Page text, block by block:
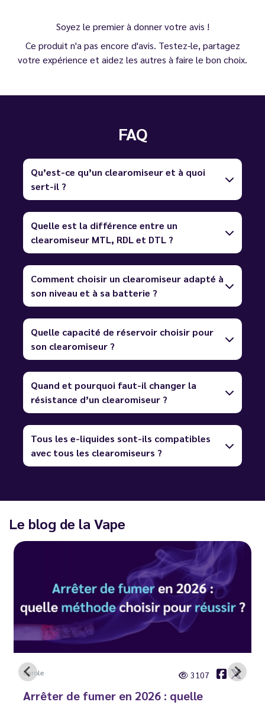
Soyez le premier à donner votre avis !
Ce produit n'a pas encore d'avis. Testez-le, partagez
votre expérience et aidez les autres à faire le bon choix.
FAQ
Qu’est-ce qu’un clearomiseur et à quoi
sert-il ?
Quelle est la différence entre un
clearomiseur MTL, RDL et DTL ?
Comment choisir un clearomiseur adapté à
son niveau et à sa batterie ?
Quelle capacité de réservoir choisir pour
son clearomiseur ?
Quand et pourquoi faut-il changer la
résistance d’un clearomiseur ?
Tous les e-liquides sont-ils compatibles
avec tous les clearomiseurs ?
Le blog de la Vape
Carole 3107
Arrêter de fumer en 2026 : quelle